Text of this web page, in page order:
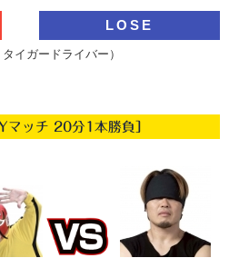
LOSE
イガードライバー）
マッチ 20分1本勝負］